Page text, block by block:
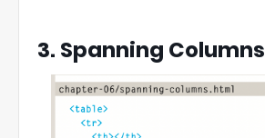
3. Spanning Columns